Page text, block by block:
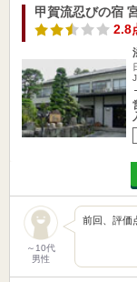
甲賀流忍びの宿
2.8
～10代
男性
前回、評価